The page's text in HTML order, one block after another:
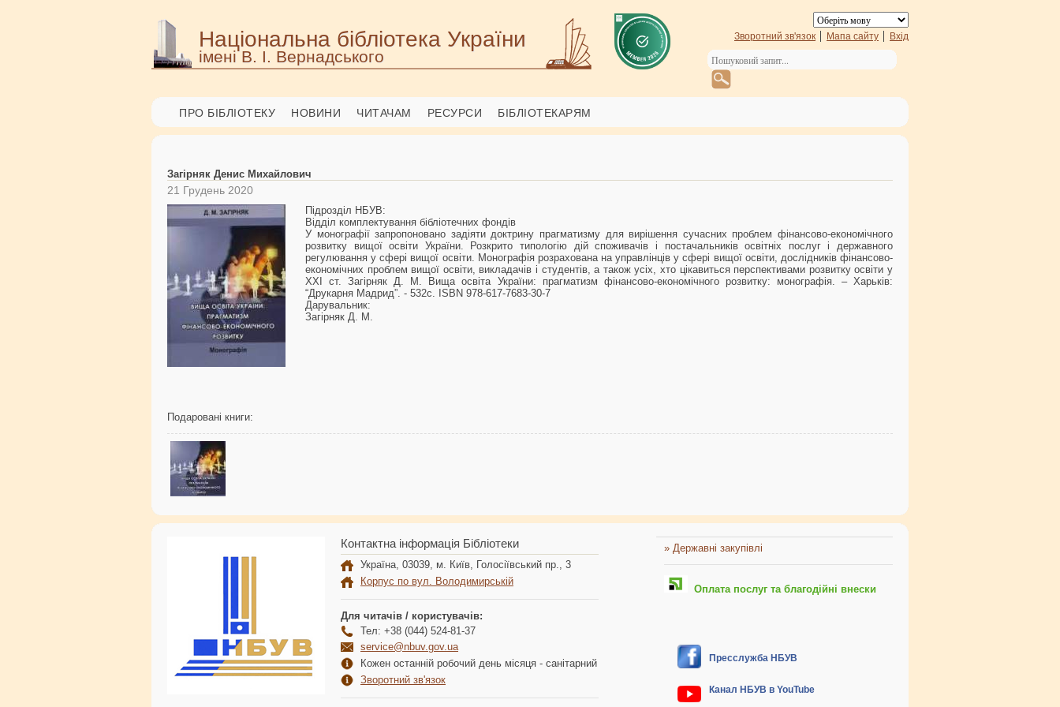
Національна бібліотека України
імені В. І. Вернадського
Зворотний зв'язок Мапа сайту Вхід
ПРО БІБЛІОТЕКУ НОВИНИ ЧИТАЧАМ РЕСУРСИ БІБЛІОТЕКАРЯМ
Загірняк Денис Михайлович
21 Грудень 2020
Підрозділ НБУВ:
Відділ комплектування бібліотечних фондів
У монографії запропоновано задіяти доктрину прагматизму для вирішення сучасних проблем фінансово-економічного
розвитку вищої освіти України. Розкрито типологію дій споживачів і постачальників освітніх послуг і державного
регулювання у сфері вищої освіти. Монографія розрахована на управлінців у сфері вищої освіти, дослідників фінансово-
економічних проблем вищої освіти, викладачів і студентів, а також усіх, хто цікавиться перспективами розвитку освіти у
ХХІ ст. Загірняк Д. М. Вища освіта України: прагматизм фінансово-економічного розвитку: монографія. – Харьків:
“Друкарня Мадрид”. - 532с. ISBN 978-617-7683-30-7
Дарувальник:
Загірняк Д. М.
Подаровані книги:
Контактна інформація Бібліотеки
Україна, 03039, м. Київ, Голосіївський пр., 3
Корпус по вул. Володимирській
Для читачів / користувачів:
Тел: +38 (044) 524-81-37
service@nbuv.gov.ua
Кожен останній робочий день місяця - санітарний
Зворотний зв'язок
» Державні закупівлі
Оплата послуг та благодійні внески
Пресслужба НБУВ
Канал НБУВ в YouTube